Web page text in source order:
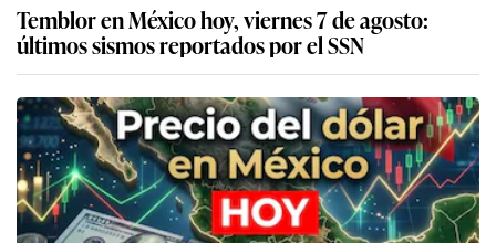
Temblor en México hoy, viernes 7 de agosto:
últimos sismos reportados por el SSN